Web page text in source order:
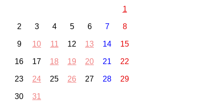
1
2 3 4 5 6 7 8
9 10 11 12 13 14 15
16 17 18 19 20 21 22
23 24 25 26 27 28 29
30
31